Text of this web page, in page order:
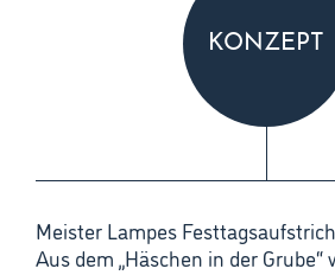
KONZEPT
Meister Lampes
Aus dem „Häschen in der Grube“